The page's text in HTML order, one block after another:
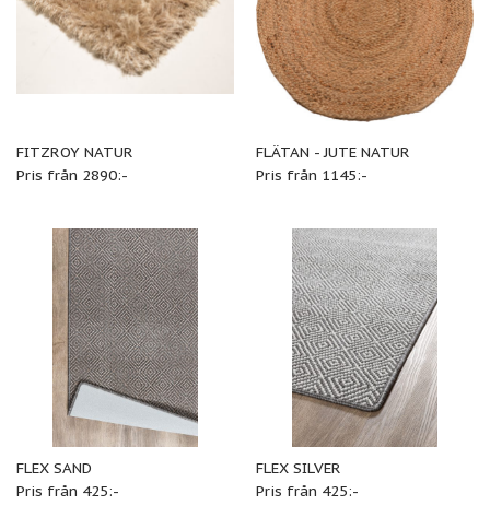
FITZROY NATUR
Pris från 2890:-
FLÄTAN - JUTE NATUR
Pris från 1145:-
FLEX SAND
Pris från 425:-
FLEX SILVER
Pris från 425:-